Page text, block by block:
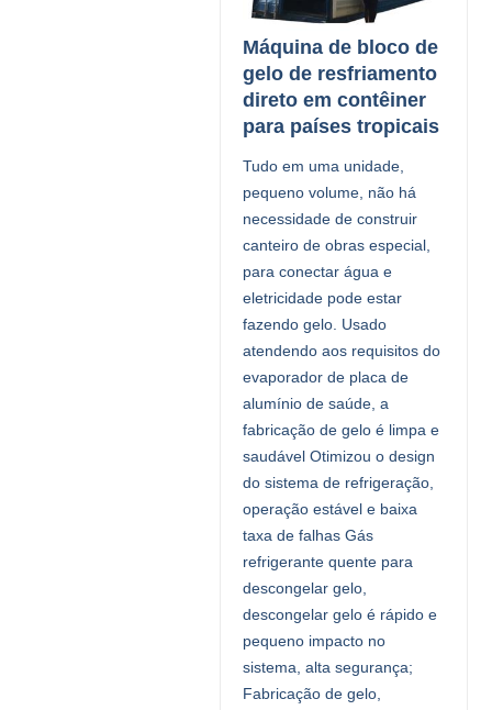
Máquina de bloco de
gelo de resfriamento
direto em contêiner
para países tropicais
Tudo em uma unidade,
pequeno volume, não há
necessidade de construir
canteiro de obras especial,
para conectar água e
eletricidade pode estar
fazendo gelo. Usado
atendendo aos requisitos do
evaporador de placa de
alumínio de saúde, a
fabricação de gelo é limpa e
saudável Otimizou o design
do sistema de refrigeração,
operação estável e baixa
taxa de falhas Gás
refrigerante quente para
descongelar gelo,
descongelar gelo é rápido e
pequeno impacto no
sistema, alta segurança;
Fabricação de gelo,